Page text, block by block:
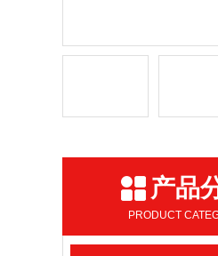
产品
PRODUCT